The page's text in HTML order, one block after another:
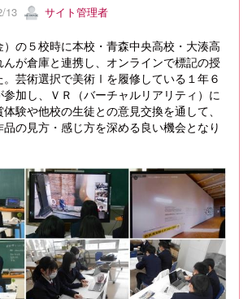
13 サイト管理者
の５校時に本校・青森中央高校・大湊高
が倉庫と連携し、オンラインで標記の授
。芸術選択で美術Ⅰを履修している１年６
加し、ＶＲ（バーチャルリアリティ）に
験や他校の生徒との意見交換を通して、
の見方・感じ方を深める良い機会となり